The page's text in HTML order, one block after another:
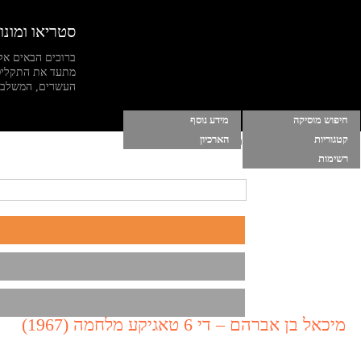
סטריאו ומונו
ברוכים הבאים
מתעד את
העשרים, המשלב
חיפוש מוסיקה
מידע נוסף
קטגוריות
הארכיון
רשימות
הרשימות שלי התחברות |הפסק מוסיקה ברקע
מיכאל בן אברהם – די 6 טאגיקע מלחמה (1967)